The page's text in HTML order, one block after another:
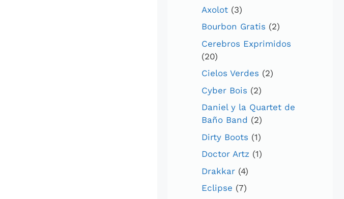
Axolot (3)
Bourbon Gratis (2)
Cerebros Exprimidos
(20)
Cielos Verdes (2)
Cyber Bois (2)
Daniel y la Quartet de
Baño Band (2)
Dirty Boots (1)
Doctor Artz (1)
Drakkar (4)
Eclipse (7)